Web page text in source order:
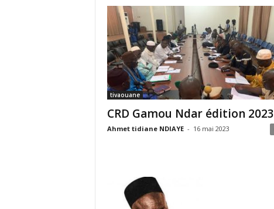
tivaouane
CRD Gamou Ndar édition 2023
Ahmet tidiane NDIAYE - 16 mai 2023